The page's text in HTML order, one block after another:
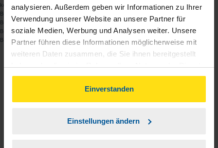
analysieren. Außerdem geben wir Informationen zu Ihrer
Verwendung unserer Website an unsere Partner für
soziale Medien, Werbung und Analysen weiter. Unsere
Partner führen diese Informationen möglicherweise mit
weiteren Daten zusammen, die Sie ihnen bereitgestellt
haben oder die sie im Rahmen Ihrer Nutzung der Dienste
gesammelt haben. Indem Sie auf Einverstanden klicken,
können Sie der Verwendung von Cookies, gemäß
unserer➔ Datenschutzrichtliniezustimmen.
Einverstanden
Einstellungen ändern
keine Beratung zu Themen, die außerhalb der steuerlichen
Beratungsbefugnis eines Lohnsteuerhilfevereins liegen. Eine
Beratungsleistung im konkreten Einzelfall kann nur im Rahmen der
Begründung einer Mitgliedschaft und ausschließlich innerhalb der
Beratungsbefugnis nach § 4 Nr. 11 StBerG erfolgen.
Beitrag teilen